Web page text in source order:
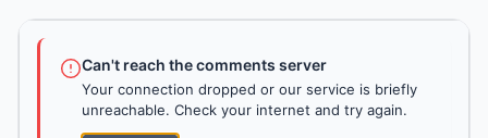
Can't reach the comments server
Your connection dropped or our service is briefly
unreachable. Check your internet and try again.